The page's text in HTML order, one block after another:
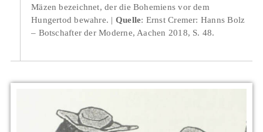
Mäzen bezeichnet, der die Bohemiens vor dem
Hungertod bewahre.
Quelle: Ernst Cremer: Hanns Bolz
– Botschafter der Moderne, Aachen 2018, S. 48.